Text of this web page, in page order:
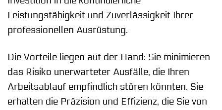
Leistungsfähigkeit und Zuverlässigkeit Ihrer
professionellen Ausrüstung.
Die Vorteile liegen auf der Hand: Sie minimieren
das Risiko unerwarteter Ausfälle, die Ihren
Arbeitsablauf empfindlich stören könnten. Sie
erhalten die Präzision und Effizienz, die Sie von